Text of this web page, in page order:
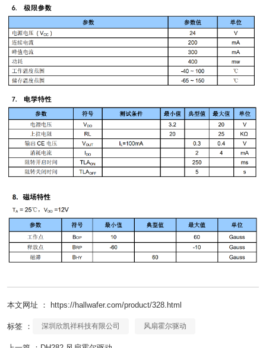
本文网址 ： https://hallwafer.com/product/328.html
标签 ： 深圳欣凯祥科技有限公司 风扇霍尔驱动